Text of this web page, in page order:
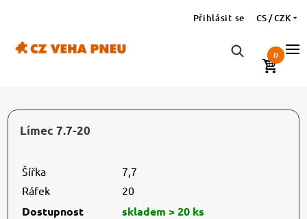
Přihlásit se CS / CZK
0
Límec 7.7-20
Šířka
7,7
Ráfek
20
Dostupnost
skladem > 20 ks